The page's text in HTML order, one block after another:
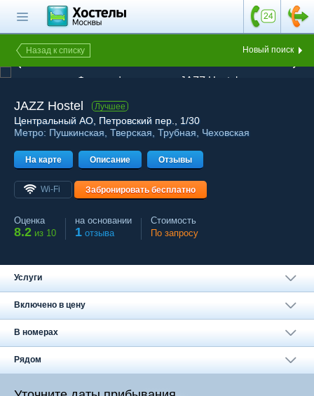
Назад к списку Новый поиск
Фотография хостела JAZZ Hostel
JAZZ Hostel Лучшее
Центральный АО , Петровский пер., 1/30
Метро: Пушкинская Тверская Трубная Чеховская
На карте Описание Отзывы
Wi-Fi Забронировать бесплатно
Оценка
8.2 из 10
на основании
1 отзыва
Стоимость
По запросу
Услуги
Включено в цену
В номерах
Рядом
Главная страница
Поиск хостела
Все хостелы
Отзывы о
хостелах
Каталог хостелов
Как оплатить
Контакты
в социальных сетях
Бесплатный по России
8 (800) 222-58-32
Петербург
+7 (812) 418-22-18
Полная версия сайта